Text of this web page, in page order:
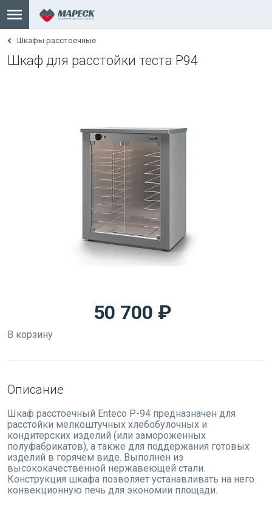
Шкафы расстоечные
Шкаф для расстойки теста Р94
50 700 ₽
В корзину
Описание
Шкаф расстоечный Enteco Р-94 предназначен для
расстойки мелкоштучных хлебобулочных и
кондитерских изделий (или замороженных
полуфабрикатов), а также для поддержания готовых
изделий в горячем виде. Выполнен из
высококачественной нержавеющей стали.
Конструкция шкафа позволяет устанавливать на него
конвекционную печь для экономии площади.